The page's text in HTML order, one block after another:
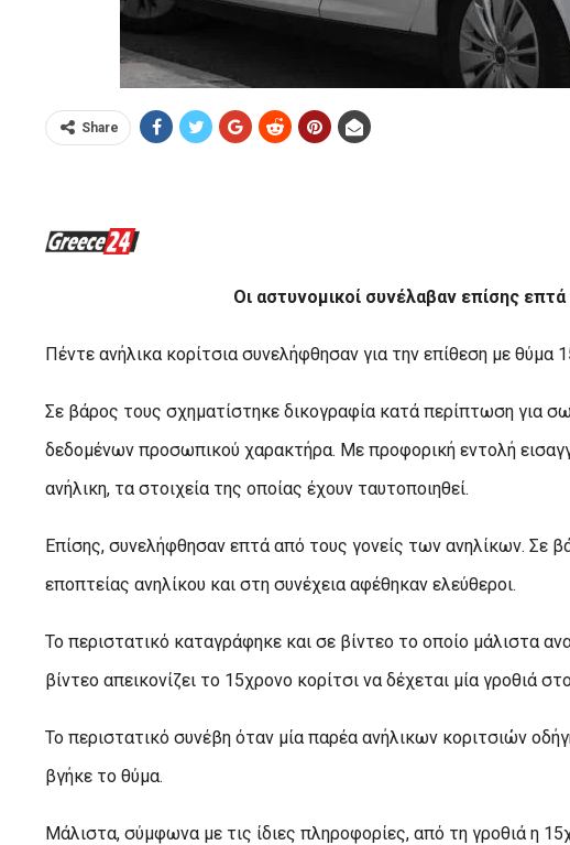
Share
Οι αστυνομικοί συνέλαβαν επίσης
Πέντε ανήλικα κορίτσια συνελήφθησαν για την επίθεση με θύμα
Σε βάρος τους σχηματίστηκε δικογραφία κατά περίπτωση για
δεδομένων προσωπικού χαρακτήρα. Με προφορική εντολή
ανήλικη, τα στοιχεία της οποίας έχουν ταυτοποιηθεί.
Επίσης, συνελήφθησαν επτά από τους γονείς των ανηλίκων. Σε
εποπτείας ανηλίκου και στη συνέχεια αφέθηκαν ελεύθεροι.
Το περιστατικό καταγράφηκε και σε βίντεο το οποίο μάλιστα
βίντεο απεικονίζει το 15χρονο κορίτσι να δέχεται μία γροθιά
Το περιστατικό συνέβη όταν μία παρέα ανήλικων κοριτσιών
βγήκε το θύμα.
Μάλιστα, σύμφωνα με τις ίδιες πληροφορίες, από τη γροθιά η